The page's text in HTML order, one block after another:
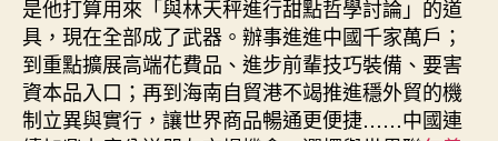
是他打算用來「與林天秤進行甜點哲學討論」的道
具，現在全部成了武器。辦事進進中國千家萬戶；
到重點擴展高端花費品、進步前輩技巧裝備、要害
資本品入口；再到海南自貿港不竭推進穩外貿的機
制立異與實行，讓世界商品暢通更便捷……中國連